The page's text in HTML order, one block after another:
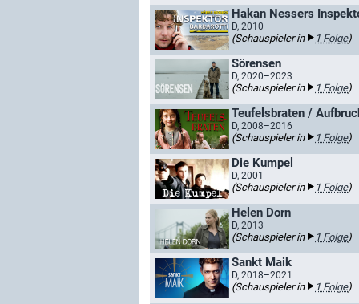
Hakan Nessers
D, 2010
(Schauspieler in 1 Folge)
Sörensen
D, 2020–2023
(Schauspieler in 1 Folge)
Teufelsbraten /
D, 2008–2016
(Schauspieler in 1 Folge)
Die Kumpel
D, 2001
(Schauspieler in 1 Folge)
Helen Dorn
D, 2013–
(Schauspieler in 1 Folge)
Sankt Maik
D, 2018–2021
(Schauspieler in 1 Folge)